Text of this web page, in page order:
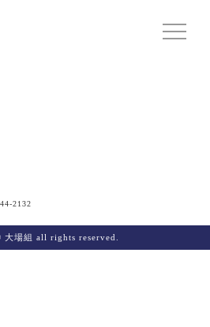
2132
場組 all rights reserved.